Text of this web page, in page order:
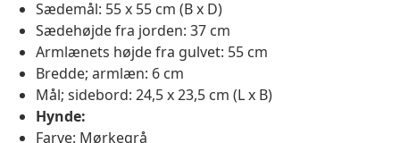
Sædemål: 55 x 55 cm (B x D)
Sædehøjde fra jorden: 37 cm
Armlænets højde fra gulvet: 55 cm
Bredde; armlæn: 6 cm
Mål; sidebord: 24,5 x 23,5 cm (L x B)
Hynde:
Farve: Mørkegrå